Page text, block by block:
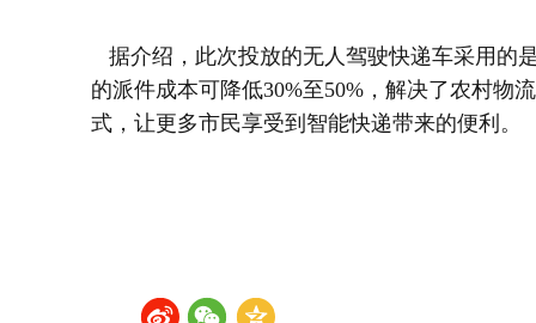
据介绍，此次投放的无人驾驶快递车采用的
的派件成本可降低30%至50%，解决了农村物
式，让更多市民享受到智能快递带来的便利。